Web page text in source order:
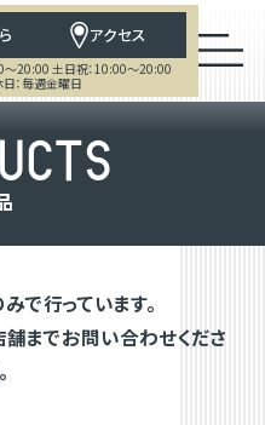
アクセス
～20:00 土日祝：10:00～20:00
：毎週金曜日
UCTS
で行っています。
までお問い合わせくださ